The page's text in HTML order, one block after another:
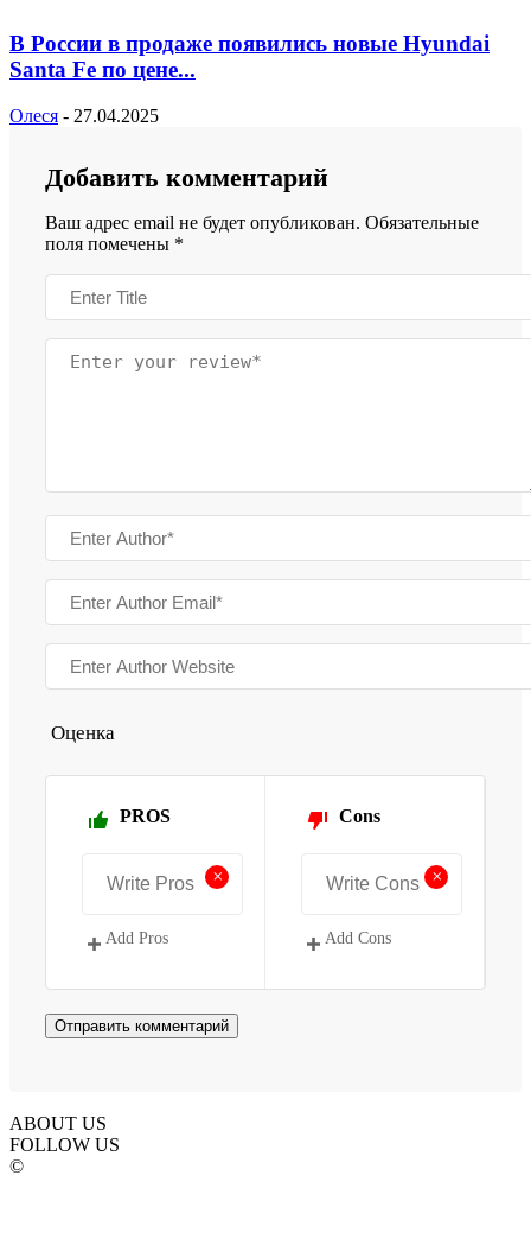
В России в продаже появились новые Hyundai
Santa Fe по цене...
Олеся - 27.04.2025
Добавить комментарий
Ваш адрес email не будет опубликован. Обязательные
поля помечены *
Оценка
PROS
+
Add Pros
Cons
+
Add Cons
ABOUT US
FOLLOW US
©